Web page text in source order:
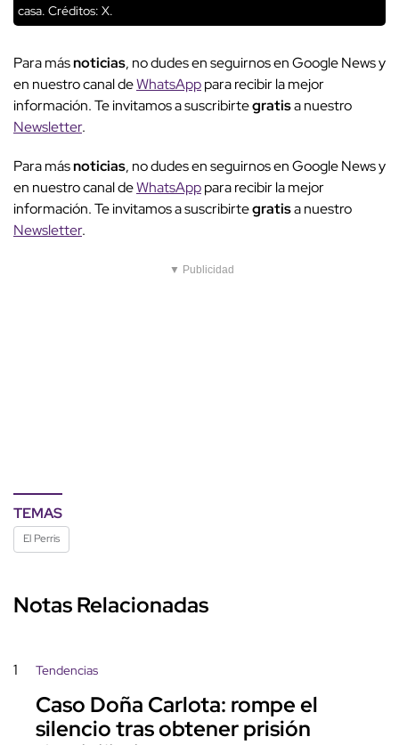
casa. Créditos: X.
Para másnoticias, no dudes en seguirnos en Google News y
en nuestro canal deWhatsApppara recibir la mejor
información. Te invitamos a suscribirtegratisa nuestro
Newsletter.
Para másnoticias, no dudes en seguirnos en Google News y
en nuestro canal deWhatsApppara recibir la mejor
información. Te invitamos a suscribirtegratisa nuestro
Newsletter.
▼ Publicidad
TEMAS
El Perris
Notas Relacionadas
1 Tendencias
Caso Doña Carlota: rompe el
silencio tras obtener prisión